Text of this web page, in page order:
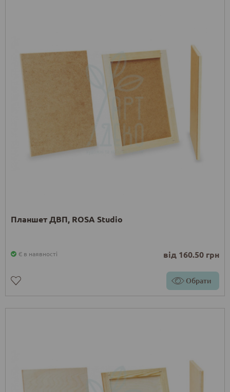
Планшет ДВП, ROSA Studio
Є в наявності від 160.50 грн
Обрати